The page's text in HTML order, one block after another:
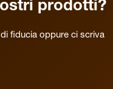
prodotti?
fiducia oppure ci scriva